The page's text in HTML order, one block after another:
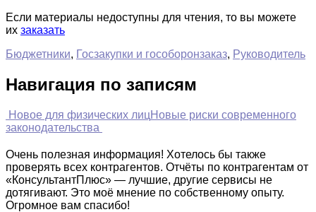
Если материалы недоступны для чтения, то вы можете
их заказать
Бюджетники, Госзакупки и гособоронзаказ, Руководитель
Навигация по записям
Новое для физических лицНовые риски современного
законодательства
Очень полезная информация! Хотелось бы также
проверять всех контрагентов. Отчёты по контрагентам от
«КонсультантПлюс» — лучшие, другие сервисы не
дотягивают. Это моё мнение по собственному опыту.
Огромное вам спасибо!